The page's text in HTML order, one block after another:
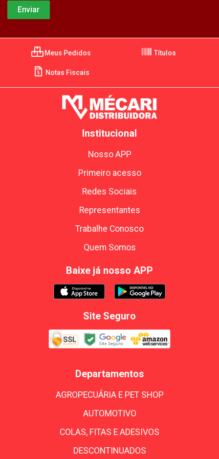
Meus Pedidos Títulos
Notas Fiscais
Institucional
Nosso APP
Primeiro acesso
Redes Sociais
Representantes
Trabalhe Conosco
Quem Somos
Baixe já nosso APP
Site Seguro
Departamentos
AGROPECUÁRIA E PET SHOP
AUTOMOTIVO
COLAS, FITAS E ADESIVOS
DESCONTINUADOS